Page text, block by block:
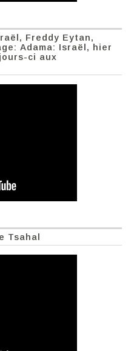
Freddy Eytan,
Adama: Israël, hier
ci aux
Tsahal